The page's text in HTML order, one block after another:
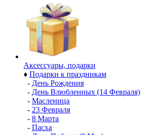
Аксессуары, подарки
♦ Подарки к праздникам
- День Рождения
- День Влюбленных (14 Февраля)
- Масленица
- 23 Февраля
- 8 Марта
- Пасха